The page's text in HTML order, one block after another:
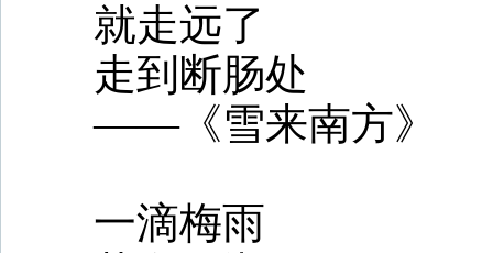
就走远了
走到断肠处
——《雪来南方》
一滴梅雨